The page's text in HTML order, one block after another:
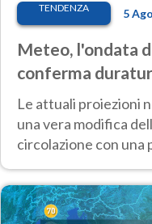
TENDENZA 5
Meteo, l'ondata
conferma
Le attuali proiezioni
una vera modifica
circolazione con una
giorni, compresa la
Ferragosto